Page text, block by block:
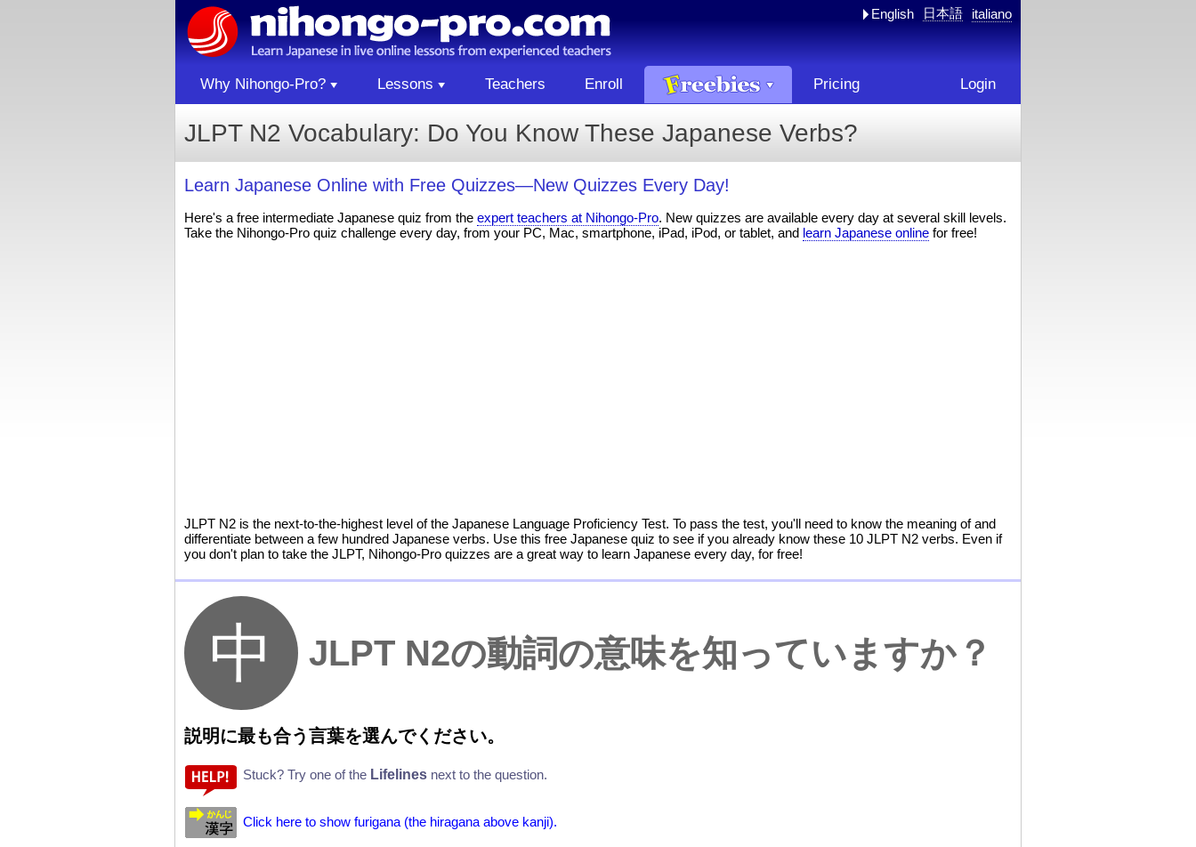
English 日本語 italiano
Why Nihongo-Pro? Lessons Teachers Enroll Pricing Login
JLPT N2 Vocabulary: Do You Know These Japanese Verbs?
Learn Japanese Online with Free Quizzes—New Quizzes Every Day!
Here's a free intermediate Japanese quiz from the expert teachers at Nihongo-Pro. New quizzes are available every day at several skill levels.
Take the Nihongo-Pro quiz challenge every day, from your PC, Mac, smartphone, iPad, iPod, or tablet, and learn Japanese online for free!
JLPT N2 is the next-to-the-highest level of the Japanese Language Proficiency Test. To pass the test, you'll need to know the meaning of and
differentiate between a few hundred Japanese verbs. Use this free Japanese quiz to see if you already know these 10 JLPT N2 verbs. Even if
you don't plan to take the JLPT, Nihongo-Pro quizzes are a great way to learn Japanese every day, for free!
JLPT N2の動詞の意味を知っていますか？
説明 に最も合う言葉を選んでください。
Stuck? Try one of the Lifelines next to the question.
Click here to show furigana (the hiragana above kanji).